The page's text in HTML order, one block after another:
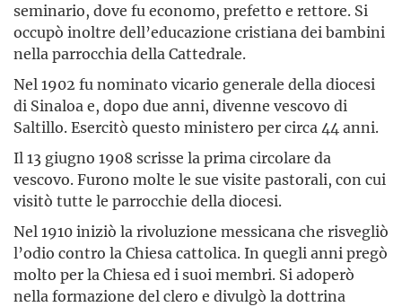
seminario, dove fu economo, prefetto e rettore. Si
occupò inoltre dell’educazione cristiana dei bambini
nella parrocchia della Cattedrale.
Nel 1902 fu nominato vicario generale della diocesi
di Sinaloa e, dopo due anni, divenne vescovo di
Saltillo. Esercitò questo ministero per circa 44 anni.
Il 13 giugno 1908 scrisse la prima circolare da
vescovo. Furono molte le sue visite pastorali, con cui
visitò tutte le parrocchie della diocesi.
Nel 1910 iniziò la rivoluzione messicana che risvegliò
l’odio contro la Chiesa cattolica. In quegli anni pregò
molto per la Chiesa ed i suoi membri. Si adoperò
nella formazione del clero e divulgò la dottrina